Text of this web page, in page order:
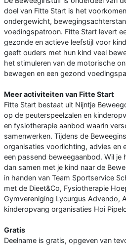
doel van Fitte Start is het
ondergewicht,
voedingspatroon. Fitte Start levert
gezonde en actieve leefstijl voor
geeft ouders met hun kind veel
het stimuleren van de motorische
bewegen en een gezond
Meer activiteiten van Fitte Start
Fitte Start bestaat uit Nijntje
op de peuterspeelzalen en
en fysiotherapie aanbod waarin
samenwerken. Tijdens de
organisaties voorlichting, advies en
een passend beweegaanbod. Wil je
dan samen met je kind naar de
in handen van Team Sportservice
met de Dieet&Co, Fysiotherapie
Gymvereniging Lycurgus Advendo,
kinderopvang organisaties Hoi
Gratis
Deelname is gratis, opgeven van